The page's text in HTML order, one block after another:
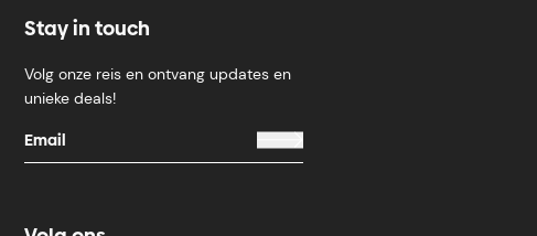
Stay in touch
Volg onze reis en ontvang updates en
unieke deals!